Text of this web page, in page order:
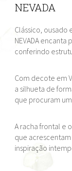
NEVADA
Clássico,
NEVADA
conferindo
Com decote em
a silhueta de
que procuram
A racha frontal e
que
inspiração